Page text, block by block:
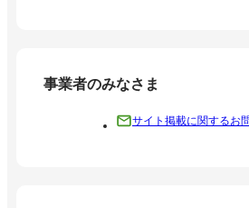
事業者のみなさま
サイト掲載に関するお